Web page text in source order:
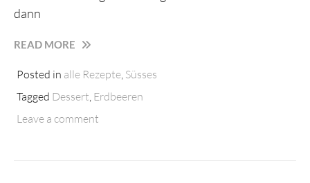
dann
READ MORE
LEICHTES
MIT
JOGHURT
UND
ERDBEEREN
Posted in alle Rezepte Süsses
Tagged Dessert Erdbeeren
Leave a comment